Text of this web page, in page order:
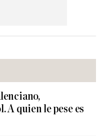
A quien le pese es